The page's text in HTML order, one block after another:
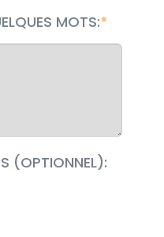
MOTS:
(OPTIONNEL):